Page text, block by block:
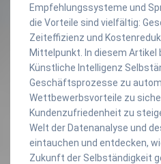
Empfehlungssysteme und
die Vorteile sind vielfältig:
Zeiteffizienz und
Mittelpunkt. In diesem Artikel
Künstliche Intelligenz
Geschäftsprozesse zu
Wettbewerbsvorteile zu
Kundenzufriedenheit zu
Welt der Datenanalyse und
eintauchen und entdecken,
Zukunft der Selbständigkeit